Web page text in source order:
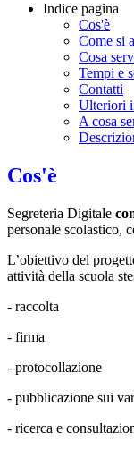
Indice pagina
Cos'è
Come si
Cosa
Tempi e
Contatti
Ulteriori
A cosa
Cos'è
Segreteria Digitale
personale scolastico,
L’obiettivo del
attività della scuola
- raccolta
- firma
- protocollazione
- pubblicazione sui
- ricerca e